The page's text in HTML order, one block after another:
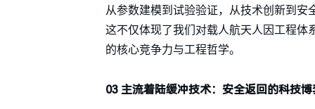
从参数建模到试验验证，从技术创新到安
这不仅体现了我们对载人航天人因工程体
的核心竞争力与工程哲学。
03 主流着陆缓冲技术：安全返回的科技博